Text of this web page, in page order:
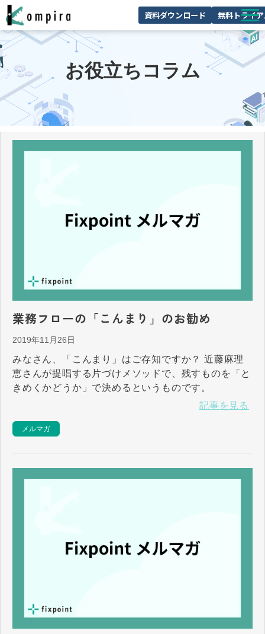
資料ダウンロード 無料トライ
サービス一覧
技術情報
お役立ちコラム
業務フローの「こんまり」のお勧め
2019年11月26日
みなさん、「こんまり」はご存知ですか？ 近藤麻理
恵さんが提唱する片づけメソッドで、残すものを「と
きめくかどうか」で決めるというものです。
記事を見る
メルマガ